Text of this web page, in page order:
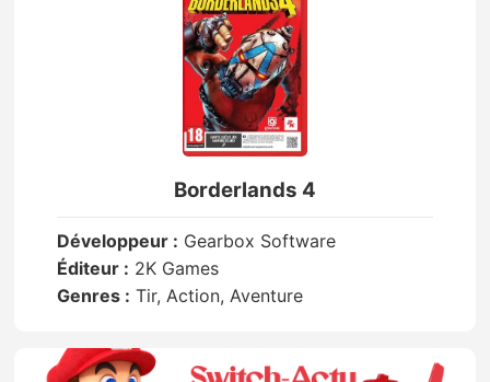
Borderlands 4
Développeur : Gearbox Software
Éditeur : 2K Games
Genres : Tir, Action, Aventure